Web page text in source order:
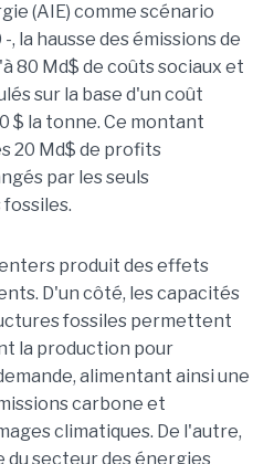
(AIE) comme scénario
la hausse des émissions de
80 Md$ de coûts sociaux et
sur la base d'un coût
$ la tonne. Ce montant
20 Md$ de profits
par les seuls
produit des effets
D'un côté, les capacités
fossiles permettent
la production pour
alimentant ainsi une
carbone et
climatiques. De l'autre,
secteur des énergies